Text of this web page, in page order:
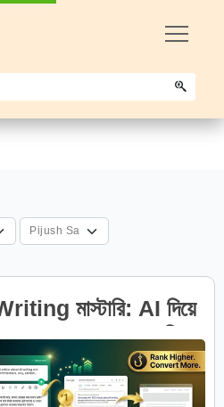
মাস্টারি: AI দিয়ে
SEO Writing শিখুন